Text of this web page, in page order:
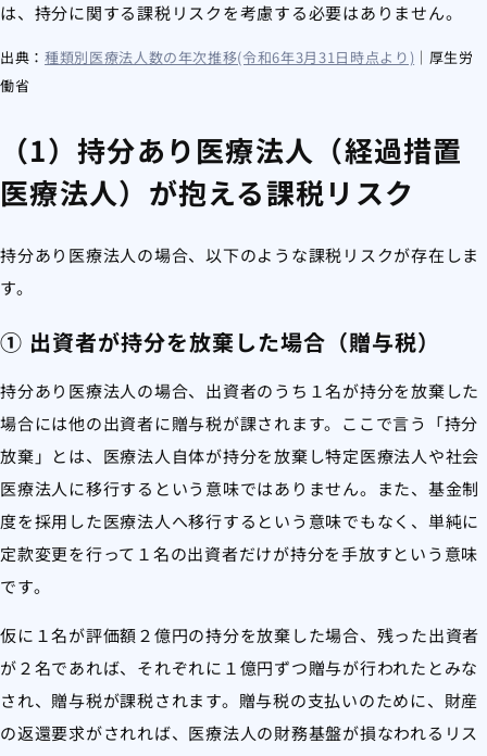
は、持分に関する課税リスクを考慮する必要はありません。
出典： 種類別医療法人数の年次推移(令和6年3月31日時点より) ｜厚生労
働省
（1）持分あり医療法人（経過措置
医療法人）が抱える課税リスク
持分あり医療法人の場合、以下のような課税リスクが存在しま
す。
① 出資者が持分を放棄した場合（贈与税）
持分あり医療法人の場合、出資者のうち１名が持分を放棄した
場合には他の出資者に贈与税が課されます。ここで言う「持分
放棄」とは、医療法人自体が持分を放棄し特定医療法人や社会
医療法人に移行するという意味ではありません。また、基金制
度を採用した医療法人へ移行するという意味でもなく、単純に
定款変更を行って１名の出資者だけが持分を手放すという意味
です。
仮に１名が評価額２億円の持分を放棄した場合、残った出資者
が２名であれば、それぞれに１億円ずつ贈与が行われたとみな
され、贈与税が課税されます。贈与税の支払いのために、財産
の返還要求がされれば、医療法人の財務基盤が損なわれるリス